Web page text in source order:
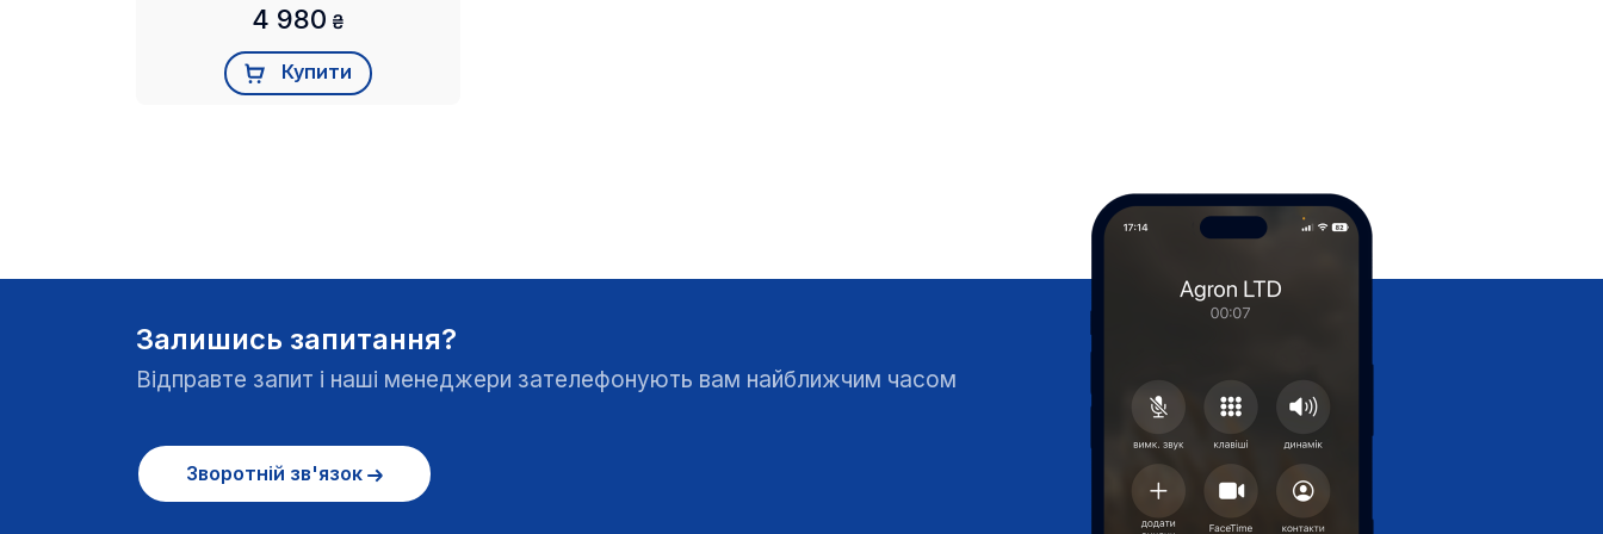
4 980 ₴
Купити
Залишись запитання?
Відправте запит і наші менеджери зателефонують вам найближчим часом
Зворотній зв'язок